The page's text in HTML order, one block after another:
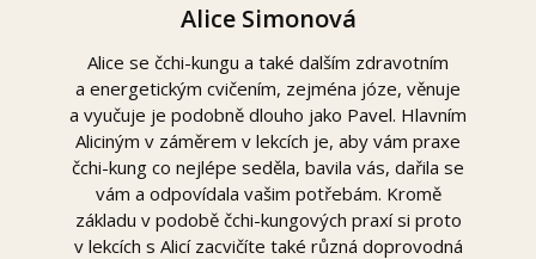
Alice Simonová
Alice se čchi-kungu a také dalším zdravotním
a energetickým cvičením, zejména józe, věnuje
a vyučuje je podobně dlouho jako Pavel. Hlavním
Aliciným v záměrem v lekcích je, aby vám praxe
čchi-kung co nejlépe seděla, bavila vás, dařila se
vám a odpovídala vašim potřebám. Kromě
základu v podobě čchi-kungových praxí si proto
v lekcích s Alicí zacvičíte také různá doprovodná